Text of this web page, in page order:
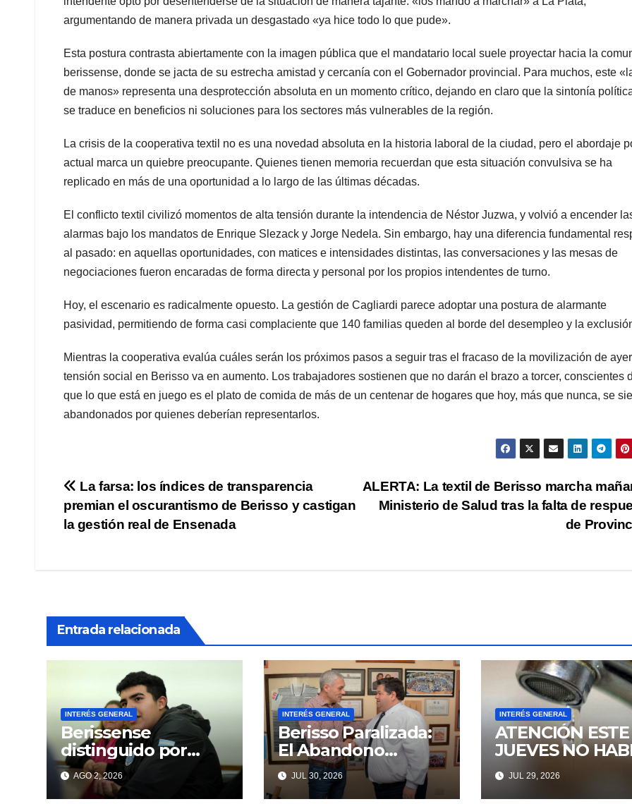
argumentando de manera privada un desgastado «ya hice todo lo que pude».
Esta postura contrasta abiertamente con la imagen pública que el mandatario local suele proyectar hacia la
berissense, donde se jacta de su estrecha amistad y cercanía con el Gobernador provincial. Para muchos, este
de manos» representa una desprotección absoluta en un momento crítico, dejando en claro que la sintonía
se traduce en beneficios ni soluciones para los sectores más vulnerables de la región.
La crisis de la cooperativa textil no es una novedad absoluta en la historia laboral de la ciudad, pero el abordaje
actual marca un quiebre preocupante. Quienes tienen memoria recuerdan que esta situación convulsiva se ha
replicado en más de una oportunidad a lo largo de las últimas décadas.
El conflicto textil civilizó momentos de alta tensión durante la intendencia de Néstor Juzwa, y volvió a encender
alarmas bajo los mandatos de Enrique Slezack y Jorge Nedela. Sin embargo, hay una diferencia fundamental
al pasado: en aquellas oportunidades, con matices e intensidades distintas, las conversaciones y las mesas de
negociaciones fueron encaradas de forma directa y personal por los propios intendentes de turno.
Hoy, el escenario es radicalmente opuesto. La gestión de Cagliardi parece adoptar una postura de alarmante
pasividad, permitiendo de forma casi complaciente que 140 familias queden al borde del desempleo y la
Mientras la cooperativa evalúa cuáles serán los próximos pasos a seguir tras el fracaso de la movilización de
tensión social en Berisso va en aumento. Los trabajadores sostienen que no darán el brazo a torcer, conscientes
que lo que está en juego es el plato de comida de más de un centenar de hogares que hoy, más que nunca, se
abandonados por quienes deberían representarlos.
Navegación
de
ALERTA: La textil de Berisso marcha
Ministerio de Salud tras la falta de
de
La farsa: los índices de transparencia
premian el oscurantismo de Berisso y castigan
la gestión real de Ensenada
Entrada relacionada
INTERÉS GENERAL
Berissense
distinguido por
encontrar un
«VAMPIRO DE
AGO 2, 2026
INTERÉS GENERAL
Berisso Paralizada:
El Abandono
Urbano Y El
Despilfarro Político
JUL 30, 2026
INTERÉS GENERAL
ATENCIÓN ESTE
JUEVES NO
AGUA EN
NI ENSENADA
JUL 29, 2026